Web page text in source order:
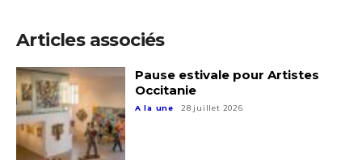
Articles associés
Pause estivale pour Artistes
Occitanie
A la une 28 juillet 2026